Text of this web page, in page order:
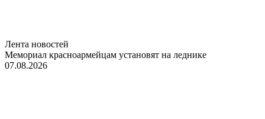
Лента новостей
Мемориал красноармейцам установят на леднике
07.08.2026